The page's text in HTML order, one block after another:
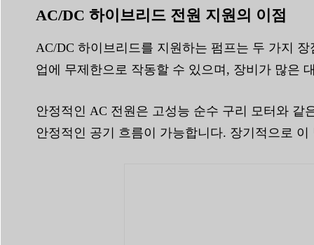
AC/DC 하이브리드 전원 지원의 이점
AC/DC 하이브리드를 지원하는 펌프는 두 가지
업에 무제한으로 작동할 수 있으며, 장비가 많은
안정적인 AC 전원은 고성능 순수 구리 모터와
안정적인 공기 흐름이 가능합니다. 장기적으로